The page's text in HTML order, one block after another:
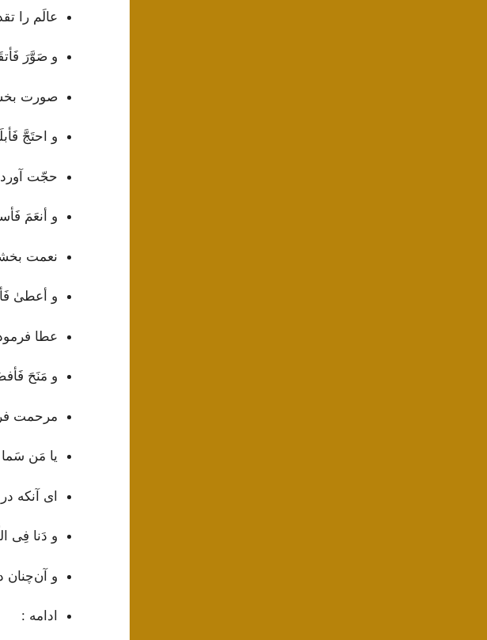
عالَم را
و صَوَّرَ
صورت
و احتَجَّ
حجّت آورد
و أنعَمَ
نعمت
و أعطىٰ
عطا
و مَنَحَ
مرحمت
يا مَن سَما
ای آنکه
و دَنا فِى
و
ادامه :